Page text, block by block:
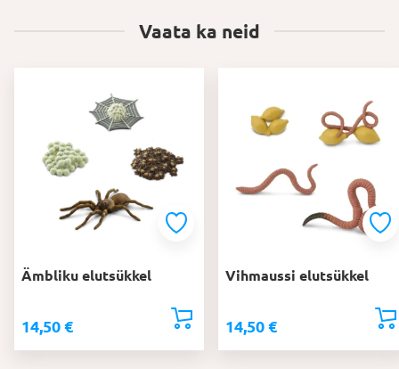
Vaata ka neid
Ämbliku elutsükkel
14,50 €
Vihmaussi elutsükkel
14,50 €